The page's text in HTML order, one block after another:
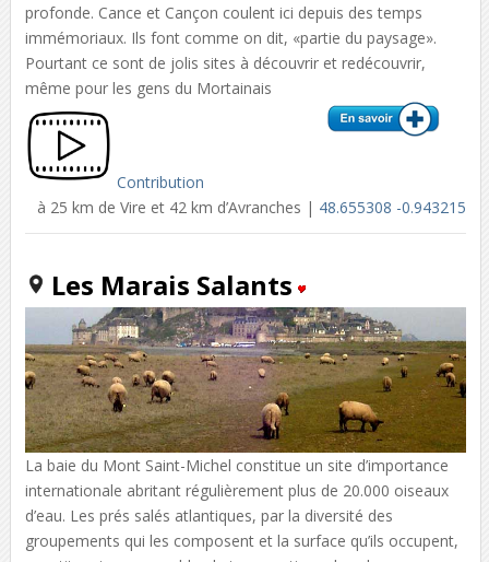
profonde. Cance et Cançon coulent ici depuis des temps
immémoriaux. Ils font comme on dit, «partie du paysage».
Pourtant ce sont de jolis sites à découvrir et redécouvrir,
même pour les gens du Mortainais
Contribution
à 25 km de Vire et 42 km d’Avranches | 48.655308 -0.943215
Les Marais Salants
La baie du Mont Saint-Michel constitue un site d’importance
internationale abritant régulièrement plus de 20.000 oiseaux
d’eau. Les prés salés atlantiques, par la diversité des
groupements qui les composent et la surface qu’ils occupent,